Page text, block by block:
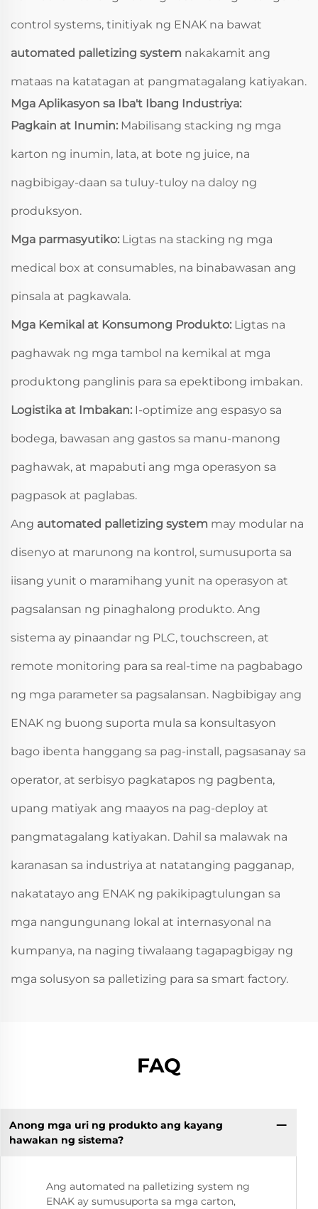
control systems, tinitiyak ng ENAK na bawat
automated palletizing system nakakamit ang
mataas na katatagan at pangmatagalang katiyakan.
Mga Aplikasyon sa Iba't Ibang Industriya:
Pagkain at Inumin: Mabilisang stacking ng mga
karton ng inumin, lata, at bote ng juice, na
nagbibigay-daan sa tuluy-tuloy na daloy ng
produksyon.
Mga parmasyutiko: Ligtas na stacking ng mga
medical box at consumables, na binabawasan ang
pinsala at pagkawala.
Mga Kemikal at Konsumong Produkto: Ligtas na
paghawak ng mga tambol na kemikal at mga
produktong panglinis para sa epektibong imbakan.
Logistika at Imbakan: I-optimize ang espasyo sa
bodega, bawasan ang gastos sa manu-manong
paghawak, at mapabuti ang mga operasyon sa
pagpasok at paglabas.
Ang automated palletizing system may modular na
disenyo at marunong na kontrol, sumusuporta sa
iisang yunit o maramihang yunit na operasyon at
pagsalansan ng pinaghalong produkto. Ang
sistema ay pinaandar ng PLC, touchscreen, at
remote monitoring para sa real-time na pagbabago
ng mga parameter sa pagsalansan. Nagbibigay ang
ENAK ng buong suporta mula sa konsultasyon
bago ibenta hanggang sa pag-install, pagsasanay sa
operator, at serbisyo pagkatapos ng pagbenta,
upang matiyak ang maayos na pag-deploy at
pangmatagalang katiyakan. Dahil sa malawak na
karanasan sa industriya at natatanging pagganap,
nakatatayo ang ENAK ng pakikipagtulungan sa
mga nangungunang lokal at internasyonal na
kumpanya, na naging tiwalaang tagapagbigay ng
mga solusyon sa palletizing para sa smart factory.
FAQ
Anong mga uri ng produkto ang kayang
hawakan ng sistema?
Ang automated na palletizing system ng
ENAK ay sumusuporta sa mga carton,